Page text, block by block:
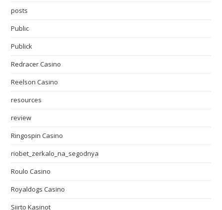
posts
Public
Publick
Redracer Casino
Reelson Casino
resources
review
Ringospin Casino
riobet_zerkalo_na_segodnya
Roulo Casino
Royaldogs Casino
Siirto Kasinot